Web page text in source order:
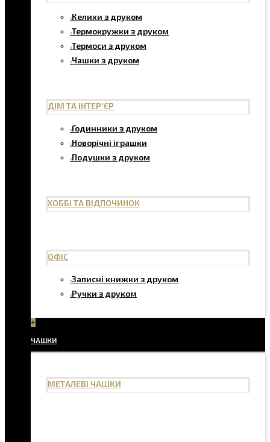
Келихи з друком
Термокружки з друком
Термоси з друком
Чашки з друком
ДІМ ТА ІНТЕР'ЄР
Годинники з друком
Новорічні іграшки
Подушки з друком
ХОББІ ТА ВІДПОЧИНОК
ОФІС
Записні книжки з друком
Ручки з друком
+
ЧАШКИ
МЕТАЛЕВІ ЧАШКИ